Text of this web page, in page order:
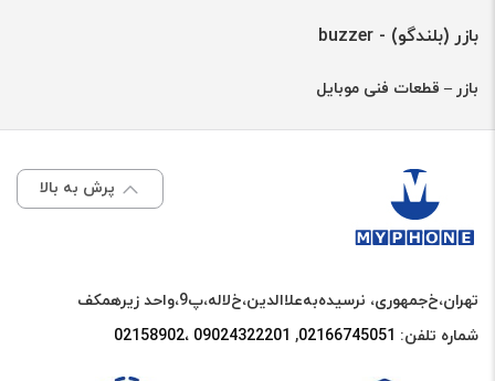
8
بازر (بلندگو) - buzzer
بازر – قطعات فنی موبایل
پرش به بالا
تهران،خ‌جمهوری، نرسیده‌به‌علاالدین،‌خ‌لاله،‌پ9،واحد زیرهمکف
شماره تلفن: 02166745051‌
, 09024322201 ،02158902